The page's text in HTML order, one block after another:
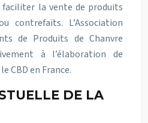
la vente de produits
contrefaits. L’Association
de Produits de Chanvre
à l’élaboration de
CBD en France.
DE LA